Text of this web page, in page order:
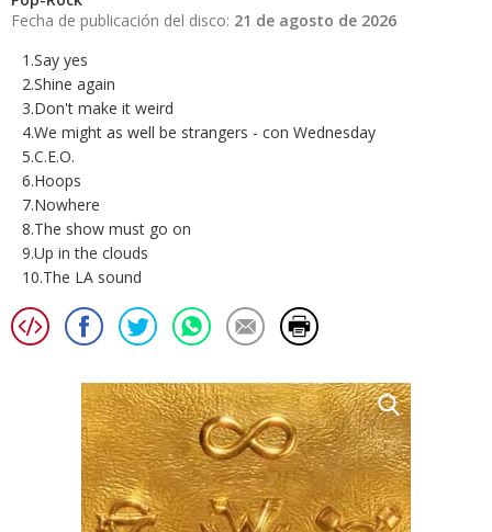
Fecha de publicación del disco: 21 de agosto de 2026
1.Say yes
2.Shine again
3.Don't make it weird
4.We might as well be strangers - con Wednesday
5.C.E.O.
6.Hoops
7.Nowhere
8.The show must go on
9.Up in the clouds
10.The LA sound